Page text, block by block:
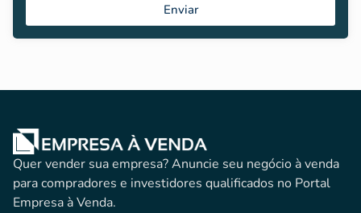
Enviar
Quer vender sua empresa? Anuncie seu negócio à venda
para compradores e investidores qualificados no Portal
Empresa à Venda.